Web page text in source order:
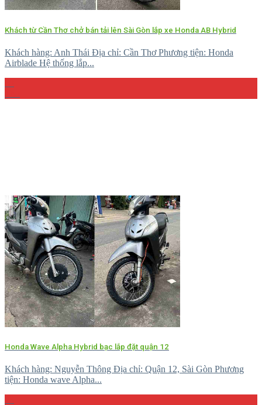
Khách từ Cần Thơ chở bán tải lên Sài Gòn lắp xe Honda AB Hybrid
Khách hàng: Anh Thái Địa chỉ: Cần Thơ Phương tiện: Honda
Airblade Hệ thống lắp...
Honda Wave Alpha Hybrid bạc lắp đặt quận 12
Khách hàng: Nguyễn Thông Địa chỉ: Quận 12, Sài Gòn Phương
tiện: Honda wave Alpha...